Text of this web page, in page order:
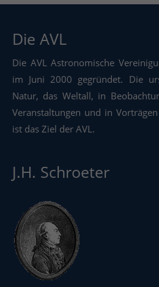
Die AVL
Die AVL Astronomische
im Juni 2000 gegründet. Die
Natur, das Weltall, in
Veranstaltungen und in
ist das Ziel der AVL.
J.H. Schroeter